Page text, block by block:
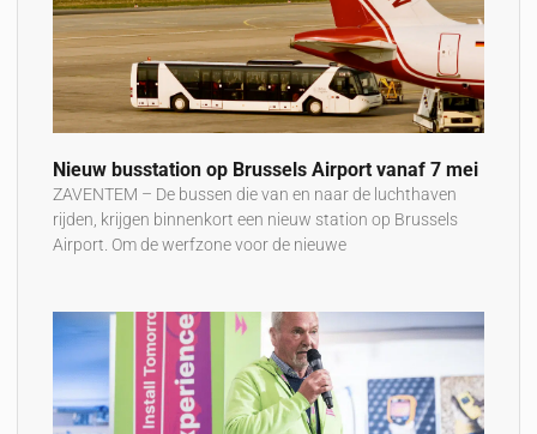
Nieuw busstation op Brussels Airport vanaf 7 mei
ZAVENTEM – De bussen die van en naar de luchthaven
rijden, krijgen binnenkort een nieuw station op Brussels
Airport. Om de werfzone voor de nieuwe